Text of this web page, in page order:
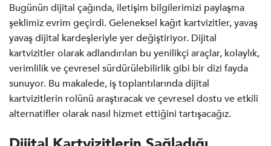
Bugünün dijital çağında, iletişim bilgilerimizi paylaşma
şeklimiz evrim geçirdi. Geleneksel kağıt kartvizitler, yavaş
yavaş dijital kardeşleriyle yer değiştiriyor. Dijital
kartvizitler olarak adlandırılan bu yenilikçi araçlar, kolaylık,
verimlilik ve çevresel sürdürülebilirlik gibi bir dizi fayda
sunuyor. Bu makalede, iş toplantılarında dijital
kartvizitlerin rolünü araştıracak ve çevresel dostu ve etkili
alternatifler olarak nasıl hizmet ettiğini tartışacağız.